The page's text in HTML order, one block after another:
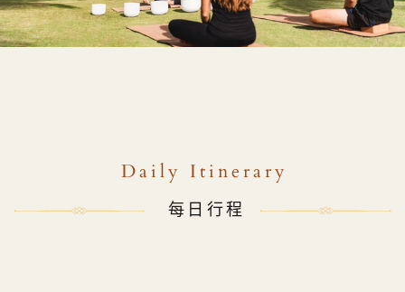
Daily Itinerary
每日行程